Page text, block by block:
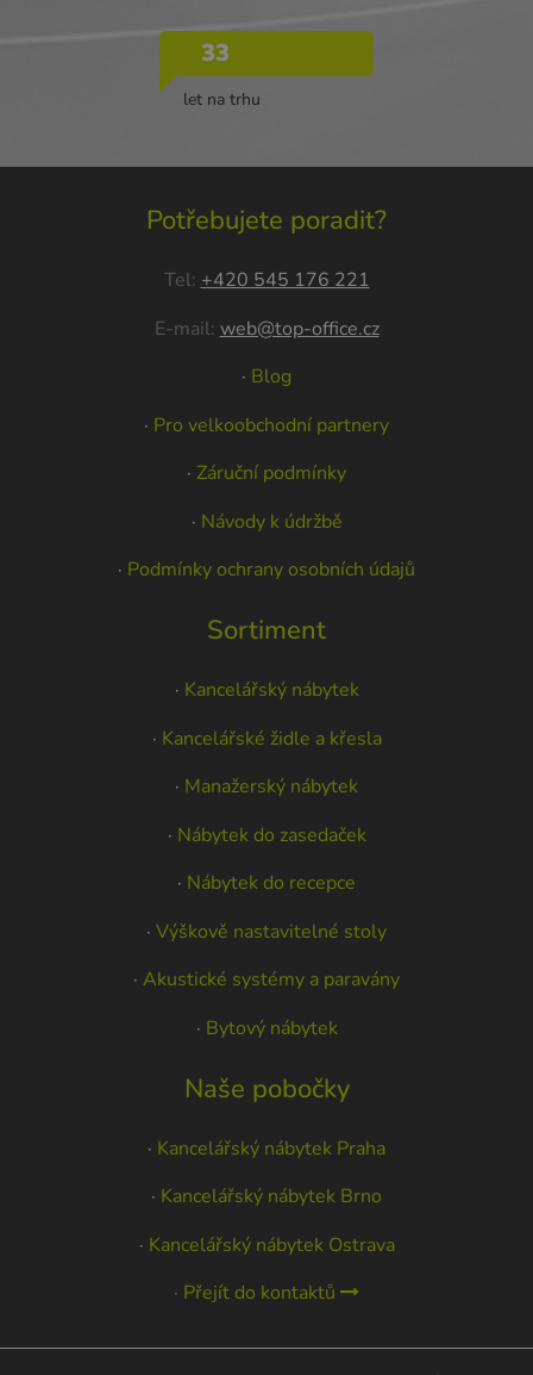
33
let na trhu
Potřebujete poradit?
Tel:+420 545 176 221
E-mail: web@top-office.cz
· Blog
· Pro velkoobchodní partnery
· Záruční podmínky
· Návody k údržbě
· Podmínky ochrany osobních údajů
Sortiment
· Kancelářský nábytek
· Kancelářské židle a křesla
· Manažerský nábytek
· Nábytek do zasedaček
· Nábytek do recepce
· Výškově nastavitelné stoly
· Akustické systémy a paravány
· Bytový nábytek
Naše pobočky
· Kancelářský nábytek Praha
· Kancelářský nábytek Brno
· Kancelářský nábytek Ostrava
· Přejít do kontaktů